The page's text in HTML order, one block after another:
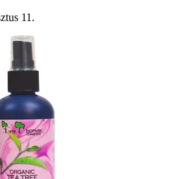
11.